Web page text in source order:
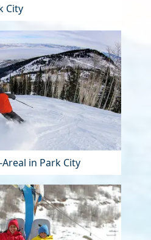
City
in Park City